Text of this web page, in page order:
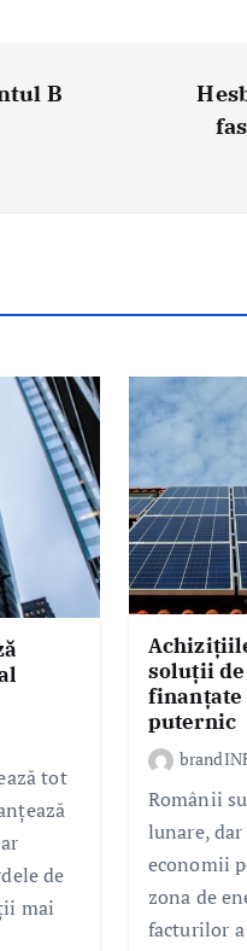
B
tot
de
mai
soluții
finanțate
puternic
Românii
lunare,
economii
zona de
facturilor